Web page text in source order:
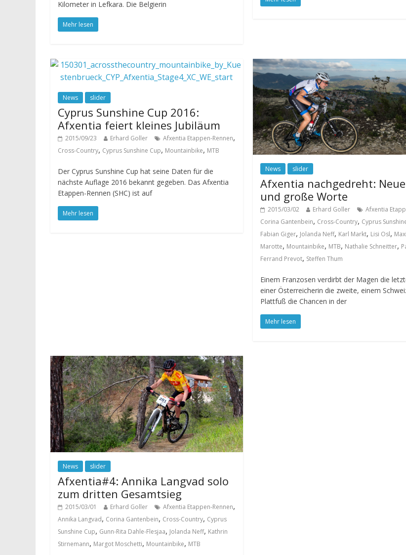
Kilometer in Lefkara. Die Belgierin
Mehr lesen
News slider
Cyprus Sunshine Cup 2016:
Afxentia feiert kleines Jubiläum
2015/09/23 Erhard Goller Afxentia Etappen-Rennen,
Cross-Country, Cyprus Sunshine Cup, Mountainbike, MTB
Der Cyprus Sunshine Cup hat seine Daten für die
nächste Auflage 2016 bekannt gegeben. Das Afxentia
Etappen-Rennen (SHC) ist auf
Mehr lesen
News slider
Afxentia nachgedreht:
und große Worte
2015/03/02 Erhard Goller Afxentia
Corina Gantenbein, Cross-Country, Cyprus
Fabian Giger, Jolanda Neff, Karl Markt, Lisi Osl,
Marotte, Mountainbike, MTB, Nathalie Schneitter,
Ferrand Prevot, Steffen Thum
Einem Franzosen verdirbt der Magen die
einer Österreicherin die zweite, einem
Plattfuß die Chancen in der
Mehr lesen
News slider
Afxentia#4: Annika Langvad solo
zum dritten Gesamtsieg
2015/03/01 Erhard Goller Afxentia Etappen-Rennen,
Annika Langvad, Corina Gantenbein, Cross-Country, Cyprus
Sunshine Cup, Gunn-Rita Dahle-Flesjaa, Jolanda Neff, Kathrin
Stirnemann, Margot Moschetti, Mountainbike, MTB